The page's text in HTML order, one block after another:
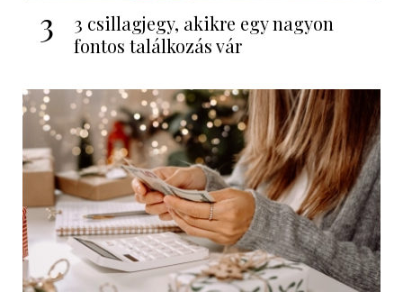
3
3 csillagjegy, akikre egy nagyon
fontos találkozás vár